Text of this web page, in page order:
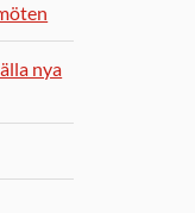
nya